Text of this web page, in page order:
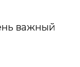
важный